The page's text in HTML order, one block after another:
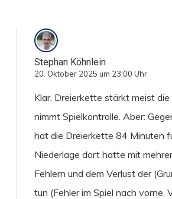
Stephan Köhnlein
20. Oktober 2025 um 23:00 Uhr
Klar, Dreierkette stärkt meist
nimmt Spielkontrolle. Aber:
hat die Dreierkette 84 Minuten
Niederlage dort hatte mit
Fehlern und dem Verlust der
tun (Fehler im Spiel nach vorne,